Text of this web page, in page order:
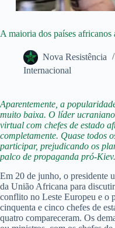
A maioria dos países africanos
Nova Resistência
Internacional
Aparentemente, a
muito baixa. O líder
virtual com chefes de estado
completamente. Quase todos
participar, prejudicando os
palco de propaganda pró-Kiev.
Em 20 de junho, o presidente
da União Africana para
conflito no Leste Europeu e o
cinquenta e cinco chefes de
quatro compareceram. Os